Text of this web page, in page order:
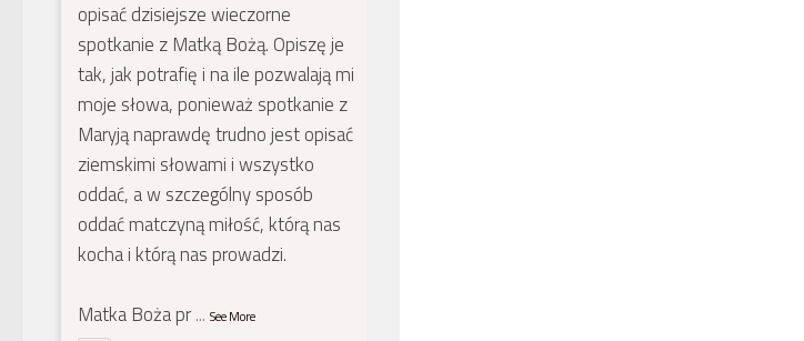
opisać dzisiejsze wieczorne
spotkanie z Matką Bożą. Opiszę je
tak, jak potrafię i na ile pozwalają mi
moje słowa, ponieważ spotkanie z
Maryją naprawdę trudno jest opisać
ziemskimi słowami i wszystko
oddać, a w szczególny sposób
oddać matczyną miłość, którą nas
kocha i którą nas prowadzi.
Matka Boża pr... See More